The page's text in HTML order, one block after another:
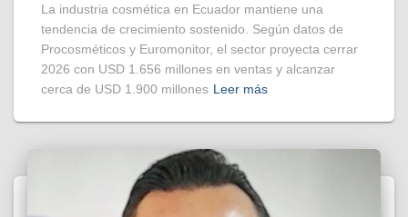
La industria cosmética en Ecuador mantiene una
tendencia de crecimiento sostenido. Según datos de
Procosméticos y Euromonitor, el sector proyecta cerrar
2026 con USD 1.656 millones en ventas y alcanzar
cerca de USD 1.900 millones Leer más